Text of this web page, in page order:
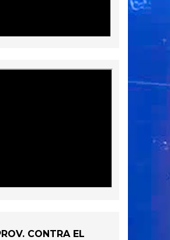
CONTRA EL